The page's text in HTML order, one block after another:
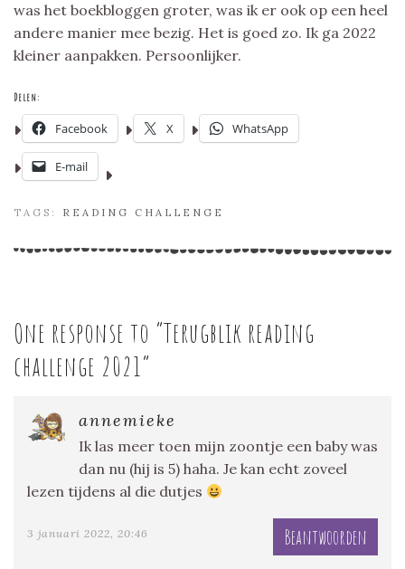
was het boekbloggen groter, was ik er ook op een heel
andere manier mee bezig. Het is goed zo. Ik ga 2022
kleiner aanpakken. Persoonlijker.
Delen:
Facebook X WhatsApp
E-mail
TAGS: READING CHALLENGE
One response to “Terugblik reading
challenge 2021”
annemieke
Ik las meer toen mijn zoontje een baby was
dan nu (hij is 5) haha. Je kan echt zoveel
lezen tijdens al die dutjes
3 januari 2022, 20:46 Beantwoorden